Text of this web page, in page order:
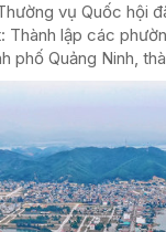
vụ Quốc hội
Thành lập các
phố Quảng Ninh,